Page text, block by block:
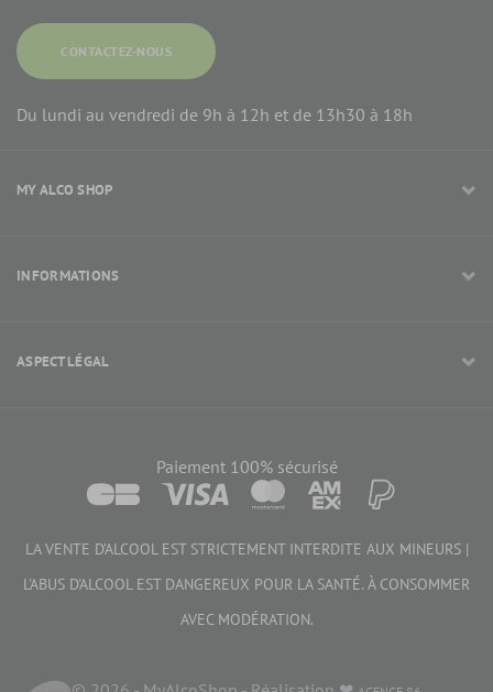
CONTACTEZ-NOUS
Du lundi au vendredi de 9h à 12h et de 13h30 à 18h
MY ALCO SHOP
INFORMATIONS
ASPECT LÉGAL
Paiement 100% sécurisé
LA VENTE D’ALCOOL EST STRICTEMENT INTERDITE AUX MINEURS |
L'ABUS D'ALCOOL EST DANGEREUX POUR LA SANTÉ. À CONSOMMER
AVEC MODÉRATION.